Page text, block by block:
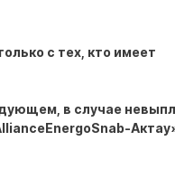
с тех, кто имеет
в случае